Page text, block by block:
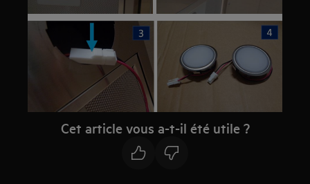
Cet article vous a-t-il été utile ?